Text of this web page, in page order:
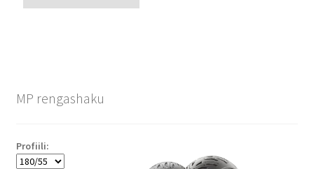
MP rengashaku
Profiili: